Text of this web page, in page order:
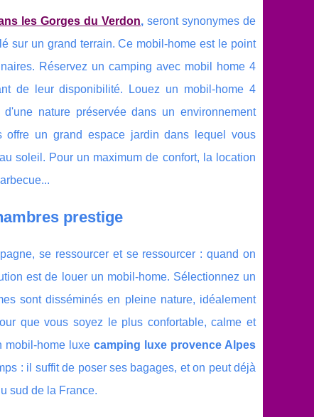
les Gorges du Verdon, seront synonymes de
sur un grand terrain. Ce mobil-home est le point
Réservez un camping avec mobil home 4
de leur disponibilité. Louez un mobil-home 4
nature préservée dans un environnement
offre un grand espace jardin dans lequel vous
soleil. Pour un maximum de confort, la location
prestige
se ressourcer et se ressourcer : quand on
est de louer un mobil-home. Sélectionnez un
sont disséminés en pleine nature, idéalement
que vous soyez le plus confortable, calme et
mobil-home luxe camping luxe provence Alpes
: il suffit de poser ses bagages, et on peut déjà
sud de la France.